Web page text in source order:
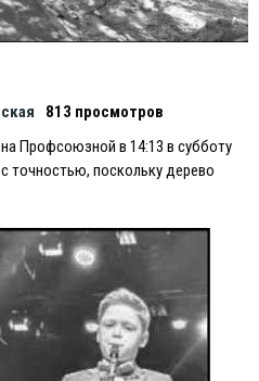
813 просмотров
Профсоюзной в 14:13 в субботу
точностью, поскольку дерево